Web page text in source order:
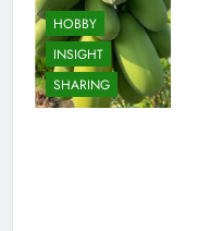
HOBBY
INSIGHT
SHARING